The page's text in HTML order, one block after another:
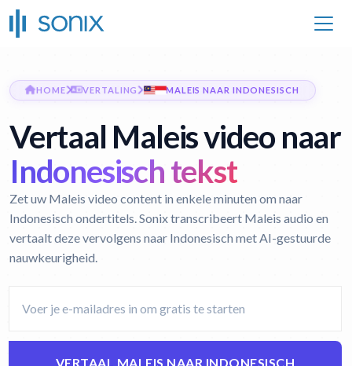
HOME VERTALING MALEIS NAAR INDONESISCH
Vertaal Maleis video naar
Indonesisch tekst
Zet uw Maleis video content in enkele minuten om naar
Indonesisch ondertitels. Sonix transcribeert Maleis audio en
vertaalt deze vervolgens naar Indonesisch met AI-gestuurde
nauwkeurigheid.
VERTAAL MALEIS NAAR INDONESISCH